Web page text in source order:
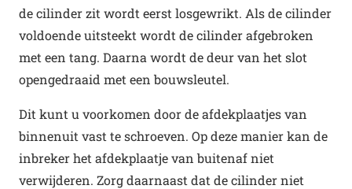
de cilinder zit wordt eerst losgewrikt. Als de cilinder
voldoende uitsteekt wordt de cilinder afgebroken
met een tang. Daarna wordt de deur van het slot
opengedraaid met een bouwsleutel.
Dit kunt u voorkomen door de afdekplaatjes van
binnenuit vast te schroeven. Op deze manier kan de
inbreker het afdekplaatje van buitenaf niet
verwijderen. Zorg daarnaast dat de cilinder niet